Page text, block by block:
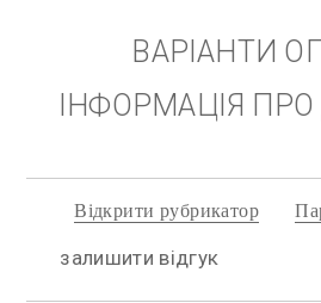
ВАРІАНТИ
ІНФОРМАЦІЯ
залишити відгук
Відкрити рубрикатор